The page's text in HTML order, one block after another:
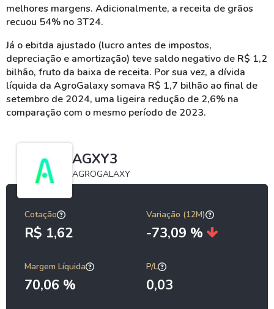
melhores margens. Adicionalmente, a receita de grãos
recuou 54% no 3T24.
Já o ebitda ajustado (lucro antes de impostos,
depreciação e amortização) teve saldo negativo de R$ 1,2
bilhão, fruto da baixa de receita. Por sua vez, a dívida
líquida da AgroGalaxy somava R$ 1,7 bilhão ao final de
setembro de 2024, uma ligeira redução de 2,6% na
comparação com o mesmo período de 2023.
AGXY3
AGROGALAXY
Cotação
R$ 1,62
Variação (12M)
-73,09 %
Margem Líquida
70,06 %
P/L
0,03